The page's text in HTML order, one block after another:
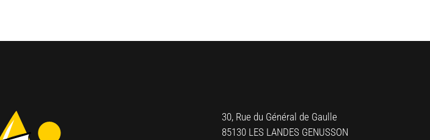
30, Rue du Général de Gaulle
85130 LES LANDES GENUSSON